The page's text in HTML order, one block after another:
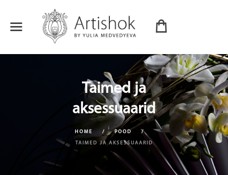
Taimed ja
aksessuaarid
HOME
POOD
TAIMED JA AKSESSUAARID